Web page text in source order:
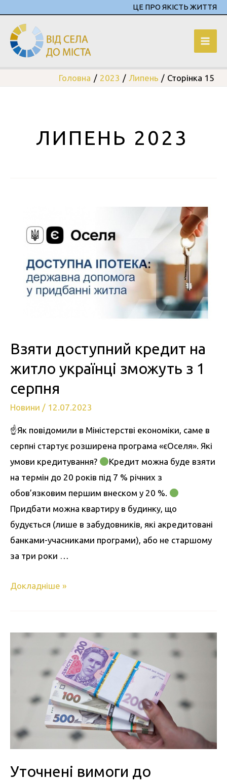
ЦЕ ПРО ЯКІСТЬ ЖИТТЯ
Головна 2023 Липень Сторінка 15
ЛИПЕНЬ 2023
Взяти доступний кредит на
житло українці зможуть з 1
серпня
Новини / 12.07.2023
☝Як повідомили в Міністерстві економіки, саме в
серпні стартує розширена програма «єОселя». Які
умови кредитування?
Кредит можна буде взяти
на термін до 20 років під 7 % річних з
обов’язковим першим внеском у 20 %.
Придбати можна квартиру в будинку, що
будується (лише в забудовників, які акредитовані
банками-учасниками програми), або не старшому
за три роки …
Докладніше »
Уточнені вимоги до